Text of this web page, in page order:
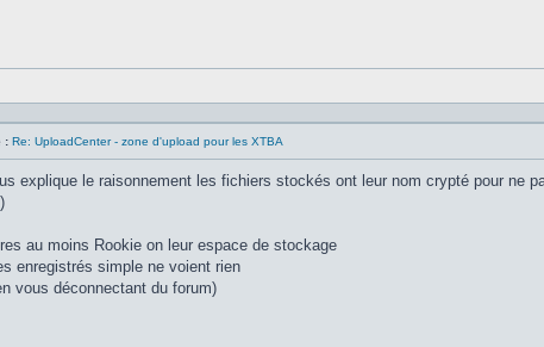
: Re: UploadCenter - zone d'upload pour les XTBA
explique le raisonnement les fichiers stockés ont leur nom crypté pour ne
au moins Rookie on leur espace de stockage
enregistrés simple ne voient rien
vous déconnectant du forum)